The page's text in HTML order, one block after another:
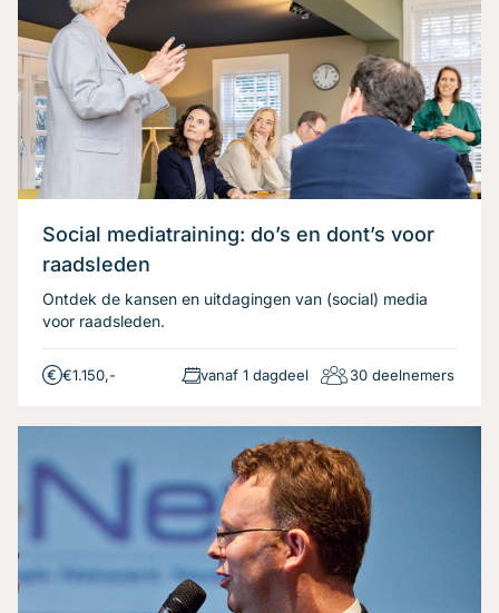
Social mediatraining: do’s en dont’s voor
raadsleden
Ontdek de kansen en uitdagingen van (social) media
voor raadsleden.
€1.150,- vanaf 1 dagdeel 30 deelnemers